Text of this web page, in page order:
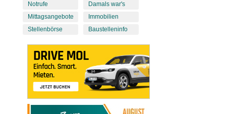
Notrufe
Mittagsangebote
Stellenbörse
Damals war's
Immobilien
Baustelleninfo